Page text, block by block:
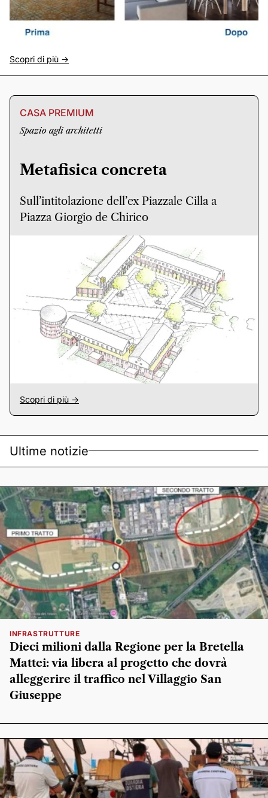
Scopri di più ->
CASA PREMIUM
Spazio agli architetti
Metafisica concreta
Sull’intitolazione dell’ex Piazzale Cilla a
Piazza Giorgio de Chirico
Scopri di più ->
Ultime notizie
INFRASTRUTTURE
Dieci milioni dalla Regione per la Bretella
Mattei: via libera al progetto che dovrà
alleggerire il traffico nel Villaggio San
Giuseppe